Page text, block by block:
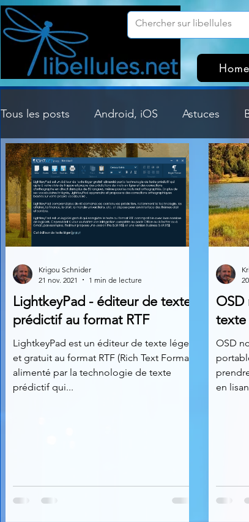
Home
Tous les posts Android, iOS Astuces
Customisation Windows Divers
Gestion Système Graphisme
Multimedia Navigateurs News
Photographie Réseaux Réseaux
LightkeyPad - éditeur de texte
prédictif au format RTF
LightkeyPad est un éditeur de texte léger
et gratuit au format RTF (Rich Text Format)
alimenté par la technologie de texte
prédictif qui...
Krigou Schnider
21 nov. 2021
1 min de lecture
OSD
texte
OSD
en